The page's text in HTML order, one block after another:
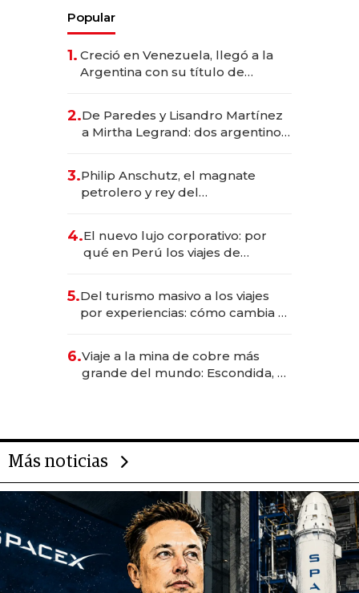
Popular
1. Creció en Venezuela, llegó a la
Argentina con su título de
las marcas "fast premium"
2.De Paredes y Lisandro Martínez
a Mirtha Legrand: dos argentinos
3.Philip Anschutz, el magnate
petrolero y rey del
Fénix
4.El nuevo lujo corporativo: por
qué en Perú los viajes de
transformadoras
5.Del turismo masivo a los viajes
por experiencias: cómo cambia el
6.Viaje a la mina de cobre más
grande del mundo: Escondida, el
Más noticias